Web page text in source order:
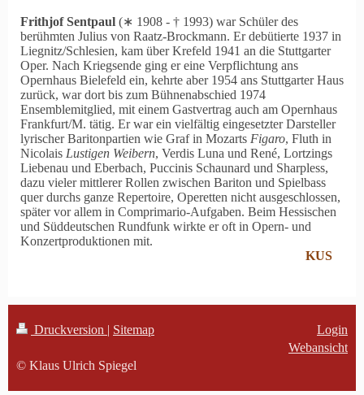
Frithjof Sentpaul (∗ 1908 ‑ † 1993) war Schüler des
berühmten Julius von Raatz-Brockmann. Er debütierte 1937 in
Liegnitz/Schlesien, kam über Krefeld 1941 an die Stuttgarter
Oper. Nach Kriegsende ging er eine Verpflichtung ans
Opernhaus Bielefeld ein, kehrte aber 1954 ans Stuttgarter Haus
zurück, war dort bis zum Bühnenabschied 1974
Ensemblemitglied, mit einem Gastvertrag auch am Opernhaus
Frankfurt/M. tätig. Er war ein vielfältig eingesetzter Darsteller
lyrischer Baritonpartien wie Graf in Mozarts Figaro, Fluth in
Nicolais Lustigen Weibern, Verdis Luna und René, Lortzings
Liebenau und Eberbach, Puccinis Schaunard und Sharpless,
dazu vieler mittlerer Rollen zwischen Bariton und Spielbass
quer durchs ganze Repertoire, Operetten nicht ausgeschlossen,
später vor allem in Comprimario-Aufgaben. Beim Hessischen
und Süddeutschen Rundfunk wirkte er oft in Opern- und
Konzertproduktionen mit.
KUS
Druckversion Sitemap
© Klaus Ulrich Spiegel
Login
Webansicht